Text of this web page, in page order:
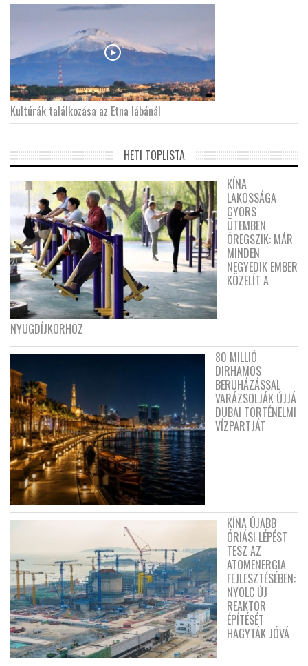
Kultúrák találkozása az Etna lábánál
HETI TOPLISTA
KÍNA
LAKOSSÁGA
GYORS
ÜTEMBEN
ÖREGSZIK: MÁR
MINDEN
NEGYEDIK EMBER
KÖZELÍT A
NYUGDÍJKORHOZ
80 MILLIÓ
DIRHAMOS
BERUHÁZÁSSAL
VARÁZSOLJÁK ÚJJÁ
DUBAI TÖRTÉNELMI
VÍZPARTJÁT
KÍNA ÚJABB
ÓRIÁSI LÉPÉST
TESZ AZ
ATOMENERGIA
FEJLESZTÉSÉBEN:
NYOLC ÚJ
REAKTOR
ÉPÍTÉSÉT
HAGYTÁK JÓVÁ